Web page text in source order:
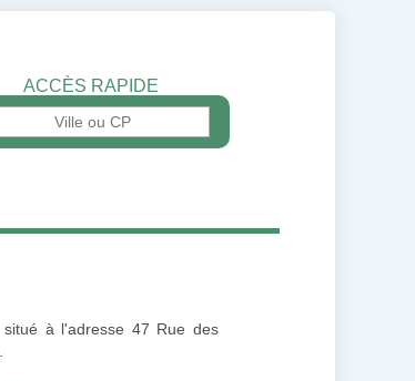
ACCÈS RAPIDE
, situé à l'adresse 47 Rue des